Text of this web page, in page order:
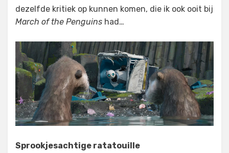
dezelfde kritiek op kunnen komen, die ik ook ooit bij
March of the Penguins had…
Sprookjesachtige ratatouille